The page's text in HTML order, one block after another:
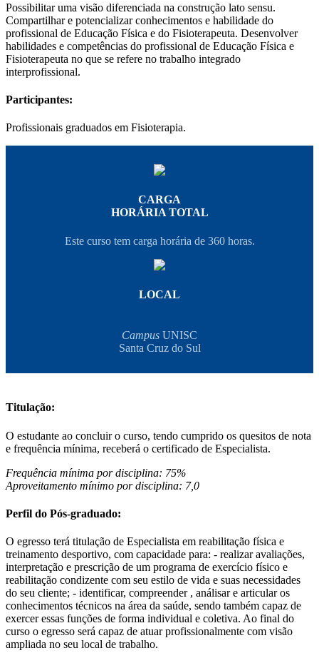
Possibilitar uma visão diferenciada na construção lato sensu.
Compartilhar e potencializar conhecimentos e habilidade do
profissional de Educação Física e do Fisioterapeuta. Desenvolver
habilidades e competências do profissional de Educação Física e
Fisioterapeuta no que se refere no trabalho integrado
interprofissional.
Participantes:
Profissionais graduados em Fisioterapia.
CARGA
HORÁRIA TOTAL
Este curso tem carga horária de 360 horas.
LOCAL
Campus UNISC
Santa Cruz do Sul
Titulação:
O estudante ao concluir o curso, tendo cumprido os quesitos de nota
e frequência mínima, receberá o certificado de Especialista.
Frequência mínima por disciplina: 75%
Aproveitamento mínimo por disciplina: 7,0
Perfil do Pós-graduado:
O egresso terá titulação de Especialista em reabilitação física e
treinamento desportivo, com capacidade para: - realizar avaliações,
interpretação e prescrição de um programa de exercício físico e
reabilitação condizente com seu estilo de vida e suas necessidades
do seu cliente; - identificar, compreender , análisar e articular os
conhecimentos técnicos na área da saúde, sendo também capaz de
exercer essas funções de forma individual e coletiva. Ao final do
curso o egresso será capaz de atuar profissionalmente com visão
ampliada no seu local de trabalho.